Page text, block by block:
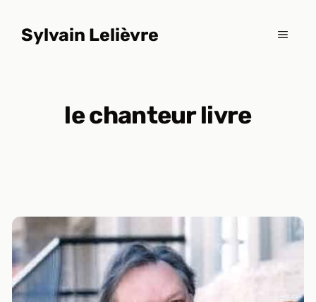
contenuSylvain Lelièvre MENU
le chanteur livre